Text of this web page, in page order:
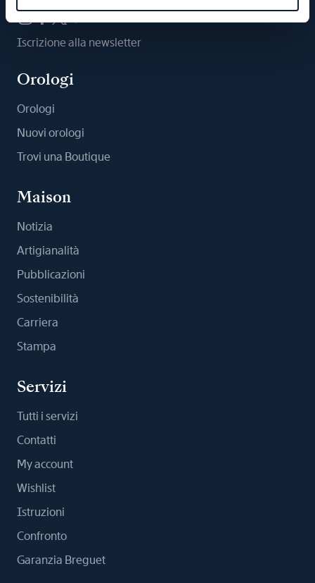
Iscrizione alla newsletter
Orologi
Orologi
Nuovi orologi
Trovi una Boutique
Maison
Notizia
Artigianalità
Pubblicazioni
Sostenibilità
Carriera
Stampa
Servizi
Tutti i servizi
Contatti
My account
Wishlist
Istruzioni
Confronto
Garanzia Breguet